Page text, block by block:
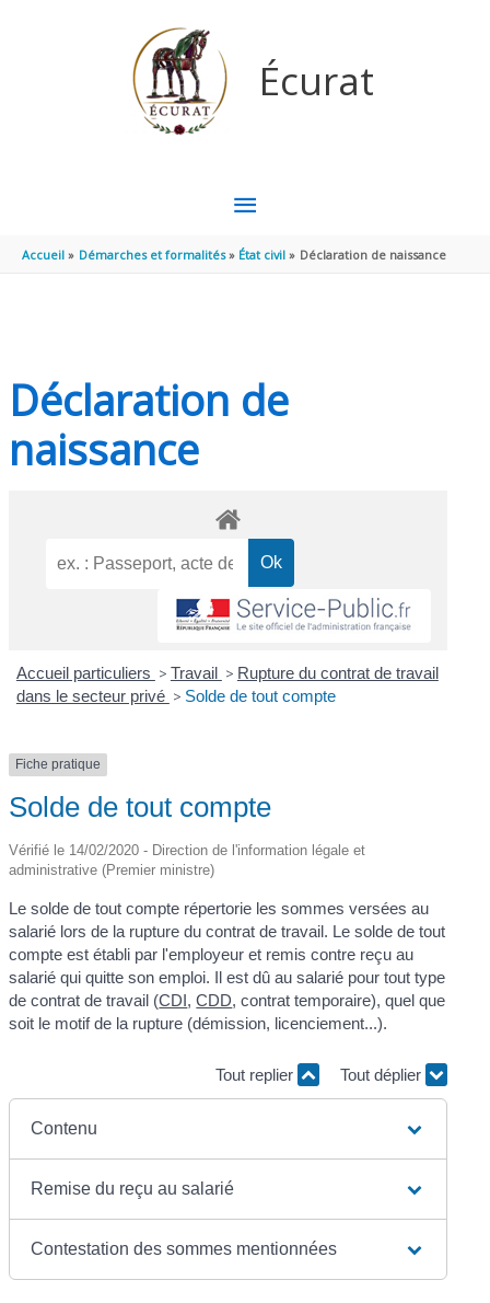
Écurat
MENU
PRINCIPAL
Accueil Démarches et formalités État civil Déclaration de naissance
Déclaration de
naissance
Accueil particuliers > Travail > Rupture du contrat de travail
dans le secteur privé > Solde de tout compte
Fiche pratique
Solde de tout compte
Vérifié le 14/02/2020 - Direction de l'information légale et
administrative (Premier ministre)
Le solde de tout compte répertorie les sommes versées au
salarié lors de la rupture du contrat de travail. Le solde de tout
compte est établi par l'employeur et remis contre reçu au
salarié qui quitte son emploi. Il est dû au salarié pour tout type
de contrat de travail (CDI,CDD, contrat temporaire), quel que
soit le motif de la rupture (démission, licenciement...).
Tout replier Tout déplier
Contenu
Remise du reçu au salarié
Contestation des sommes mentionnées